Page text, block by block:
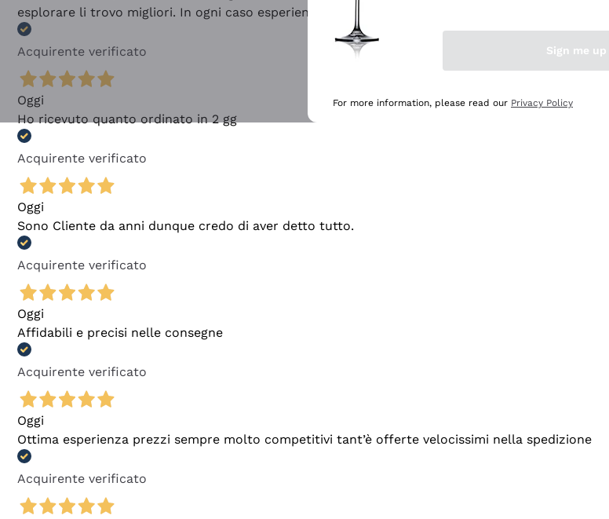
esplorare li trovo migliori. In ogni caso esperienza buona e lo consiglio! 👍
Acquirente verificato
Oggi
Ho ricevuto quanto ordinato in 2 gg
Acquirente verificato
Oggi
Sono Cliente da anni dunque credo di aver detto tutto.
Acquirente verificato
Oggi
Affidabili e precisi nelle consegne
Acquirente verificato
Oggi
Ottima esperienza prezzi sempre molto competitivi tant’è offerte velocissimi nella spedizione
Acquirente verificato
Sign me up
For more information, please read our Privacy Policy